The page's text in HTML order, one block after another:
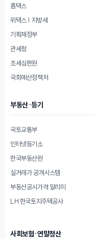
홈택스
위택스 | 지방세
기획재정부
관세청
조세심판원
국회예산정책처
부동산·등기
국토교통부
인터넷등기소
한국부동산원
실거래가 공개시스템
부동산공시가격 알리미
LH 한국토지주택공사
사회보험·연말정산